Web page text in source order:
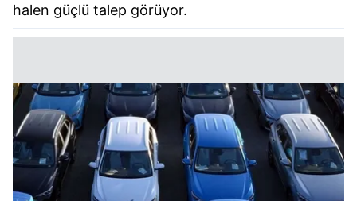
halen güçlü talep görüyor.